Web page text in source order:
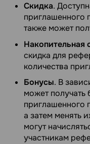
Скидка.
приглашенного
также может
Накопительная
скидка для
количества
Бонусы. В
может получать
приглашенного
а затем менять
могут
участникам